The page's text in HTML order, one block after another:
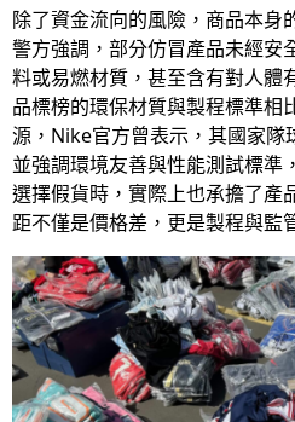
除了資金流向的風險，商品本身
警方強調，部分仿冒產品未經安
料或易燃材質，甚至含有對人體
品標榜的環保材質與製程標準相
源，Nike官方曾表示，其國家隊
並強調環境友善與性能測試標準
選擇假貨時，實際上也承擔了產
距不僅是價格差，更是製程與監